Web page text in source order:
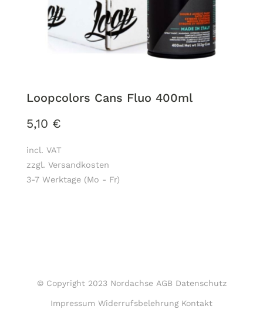
Loopcolors Cans Fluo 400ml
5,10 €
incl. VAT
zzgl. Versandkosten
3-7 Werktage (Mo - Fr)
© Copyright 2023 Nordachse AGB Datenschutz
Impressum Widerrufsbelehrung Kontakt